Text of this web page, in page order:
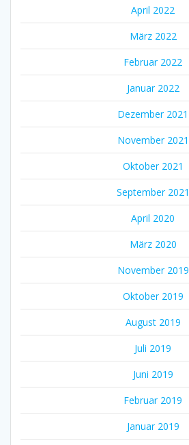
April 2022
März 2022
Februar 2022
Januar 2022
Dezember 2021
November 2021
Oktober 2021
September 2021
April 2020
März 2020
November 2019
Oktober 2019
August 2019
Juli 2019
Juni 2019
Februar 2019
Januar 2019